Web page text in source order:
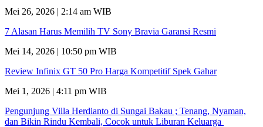
Mei 26, 2026 | 2:14 am WIB
7 Alasan Harus Memilih TV Sony Bravia Garansi Resmi
Mei 14, 2026 | 10:50 pm WIB
Review Infinix GT 50 Pro Harga Kompetitif Spek Gahar
Mei 1, 2026 | 4:11 pm WIB
Pengunjung Villa Herdianto di Sungai Bakau ; Tenang, Nyaman,
dan Bikin Rindu Kembali, Cocok untuk Liburan Keluarga